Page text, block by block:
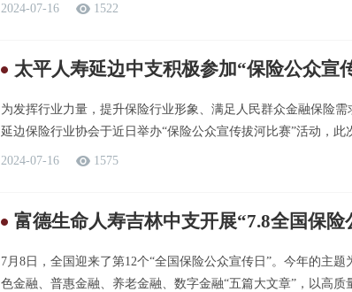
2024-07-16 1522
太平人寿延边中支积极参加“保险公众宣
为发挥行业力量，提升保险行业形象、满足人民群众金融保险
延边保险行业协会于近日举办“保险公众宣传拔河比赛”活动，此
2024-07-16 1575
富德生命人寿吉林中支开展“7.8全国保
7月8日，全国迎来了第12个“全国保险公众宣传日”。今年的主
色金融、普惠金融、养老金融、数字金融“五篇大文章”，以高质